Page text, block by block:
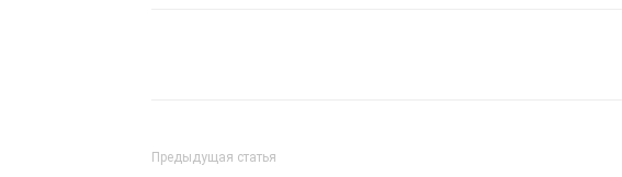
Предыдущая статья